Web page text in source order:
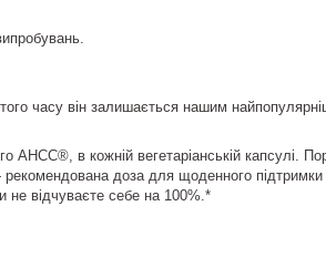
часу він залишається нашим
в кожній вегетаріанській капсулі.
доза для щоденного підтримки
відчуваєте себе на 100%.*